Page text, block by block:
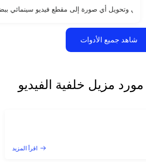
شاهد جميع الأدوات
مزيل خلفية الفيديو
اقرأ المزيد